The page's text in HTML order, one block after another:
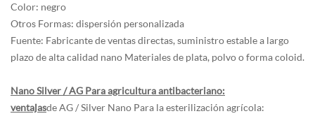
Color: negro
Otros Formas: dispersión personalizada
Fuente: Fabricante de ventas directas, suministro estable a largo
plazo de alta calidad nano Materiales de plata, polvo o forma coloid.
Nano Silver / AG Para agricultura antibacteriano:
ventajasde AG / Silver Nano Para la esterilización agrícola: